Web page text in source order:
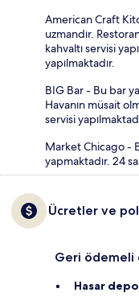
American Craft
uzmandır.
kahvaltı servisi
yapılmaktadır.
BIG Bar - Bu bar
Havanın müsait
servisi
Market Chicago -
yapmaktadır. 24
Ücretler ve
Geri
Hasar